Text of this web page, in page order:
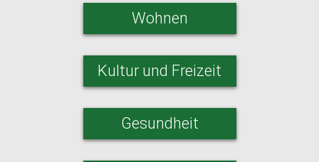
Wohnen
Kultur und Freizeit
Gesundheit